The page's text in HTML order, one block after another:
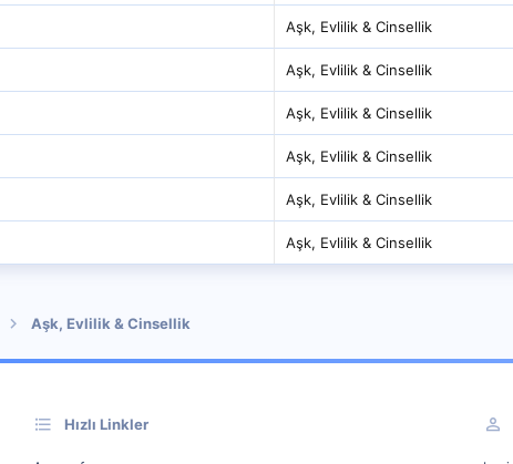
Aşk, Evlilik & Cinsellik
Aşk, Evlilik & Cinsellik
Aşk, Evlilik & Cinsellik
Aşk, Evlilik & Cinsellik
Aşk, Evlilik & Cinsellik
Aşk, Evlilik & Cinsellik
Aşk, Evlilik & Cinsellik
Hızlı Linkler